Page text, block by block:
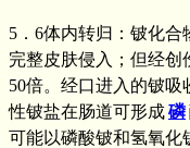
5．6体内转归：铍化
完整皮肤侵入；但经创
50倍。经口进入的铍
性铍盐在肠道可形成磷
可能以磷酸铍和氢氧化